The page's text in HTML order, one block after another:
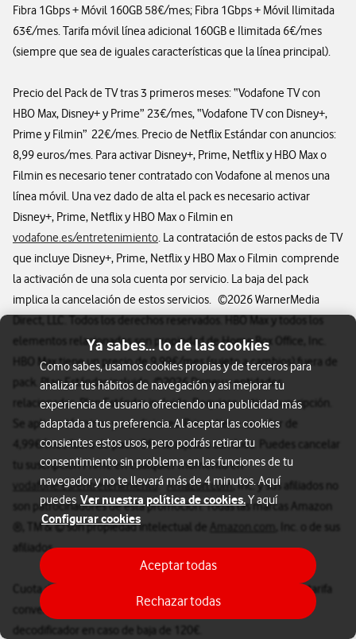
Fibra 1Gbps + Móvil 160GB 58€/mes; Fibra 1Gbps + Móvil Ilimitada
63€/mes. Tarifa móvil línea adicional 160GB e Ilimitada 6€/mes
(siempre que sea de iguales características que la línea principal).
Precio del Pack de TV tras 3 primeros meses: “Vodafone TV con
HBO Max, Disney+ y Prime” 23€/mes, “Vodafone TV con Disney+,
Prime y Filmin” 22€/mes. Precio de Netflix Estándar con anuncios:
8,99 euros/mes. Para activar Disney+, Prime, Netflix y HBO Max o
Filmin es necesario tener contratado con Vodafone al menos una
línea móvil. Una vez dado de alta el pack es necesario activar
Disney+, Prime, Netflix y HBO Max o Filmin en
vodafone.es/entretenimiento. La contratación de estos packs de TV
que incluye Disney+, Prime, Netflix y HBO Max o Filmin comprende
la activación de una sola cuenta por servicio. La baja del pack
implica la cancelación de estos servicios. ©2026 WarnerMedia
Direct, LLC. Todos los derechos reservados. HBO Max y todos los
elementos relacionados son propiedad de Home Box Office, Inc.
HBO Max tiene un precio de 9,99€/mes (sujeto a cambios) fuera de
pack. Plan Estándar incluido. ©2026 Disney y entidades
relacionadas. Plan Estándar incluido. Requiere activar suscripción.
Se aplican términos y condiciones. Prime tiene un valor de
4,99€/mes fuera de pack. Oferta sujeta a cambios. Puedes cancelar
tu suscripción Prime en cualquier momento en
vodafone.es/entretenimiento. Amazon.com, Inc. y sus afiliados no
son patrocinadores de esta promoción. Todas las marcas Amazon
®, TM & © son propiedad intelectual de
, Inc. o de sus
afiliados.
Cuota de alquiler de decodificador de 3€/mes incluido en la tarifa
convergente y penalización por no devolución del equipo
decodificador en caso de baja de 120€.
Ya sabes... lo de las cookies
Como sabes, usamos cookies propias y de terceros para
analizar tus hábitos de navegación y así mejorar tu
experiencia de usuario ofreciendo una publicidad más
adaptada a tus preferencia. Al aceptar las cookies
consientes estos usos, pero podrás retirar tu
consentimiento sin problema en las funciones de tu
navegador y no te llevará más de 4 minutos. Aquí
puedes Ver nuestra política de cookies.Y aquí
Configurar cookies
Rechazar todas
Aceptar todas